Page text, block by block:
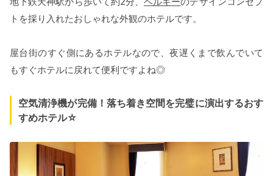
トを採り入れたおしゃれな外観のホテルです。
屋台街のすぐ側にあるホテルなので、夜遅くまで飲んでいて
もすぐホテルに戻れて便利ですよね◎
空気清浄機が完備！落ち着き空間を完璧に演出するおす
すめホテル☆